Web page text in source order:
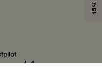
4.4